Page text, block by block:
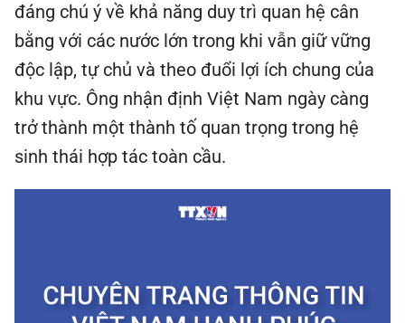
đáng chú ý về khả năng duy trì quan hệ cân
bằng với các nước lớn trong khi vẫn giữ vững
độc lập, tự chủ và theo đuổi lợi ích chung của
khu vực. Ông nhận định Việt Nam ngày càng
trở thành một thành tố quan trọng trong hệ
sinh thái hợp tác toàn cầu.